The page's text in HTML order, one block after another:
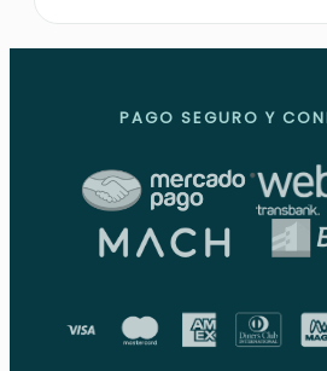
PAGO SEGURO Y